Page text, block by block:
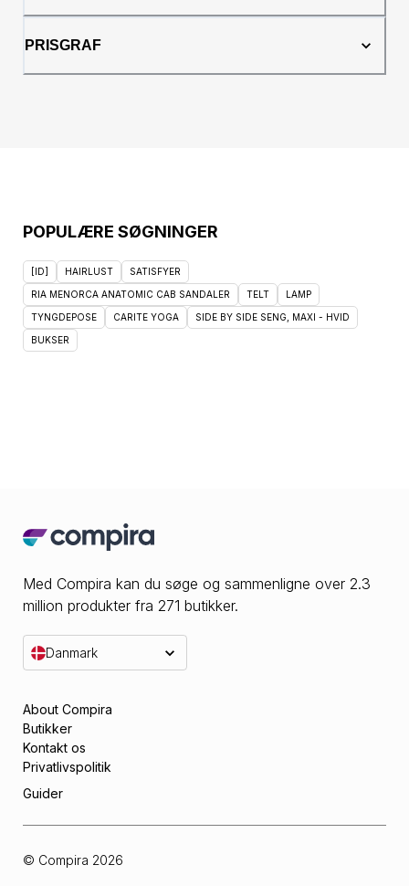
PRISGRAF
POPULÆRE SØGNINGER
[ID] HAIRLUST SATISFYER
RIA MENORCA ANATOMIC CAB SANDALER TELT LAMP
TYNGDEPOSE CARITE YOGA SIDE BY SIDE SENG, MAXI - HVID
BUKSER
Med Compira kan du søge og sammenligne over 2.3
million produkter fra 271 butikker.
Danmark
About Compira
Butikker
Kontakt os
Privatlivspolitik
Guider
© Compira 2026